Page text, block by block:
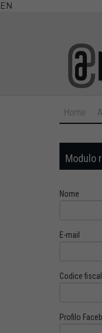
EN
Home
Modulo
Nome
E-mail
Codice
Profilo